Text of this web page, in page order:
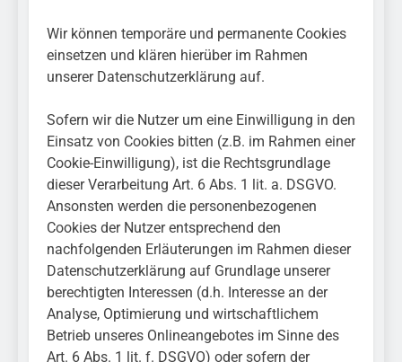
Wir können temporäre und permanente Cookies
einsetzen und klären hierüber im Rahmen
unserer Datenschutzerklärung auf.
Sofern wir die Nutzer um eine Einwilligung in den
Einsatz von Cookies bitten (z.B. im Rahmen einer
Cookie-Einwilligung), ist die Rechtsgrundlage
dieser Verarbeitung Art. 6 Abs. 1 lit. a. DSGVO.
Ansonsten werden die personenbezogenen
Cookies der Nutzer entsprechend den
nachfolgenden Erläuterungen im Rahmen dieser
Datenschutzerklärung auf Grundlage unserer
berechtigten Interessen (d.h. Interesse an der
Analyse, Optimierung und wirtschaftlichem
Betrieb unseres Onlineangebotes im Sinne des
Art. 6 Abs. 1 lit. f. DSGVO) oder sofern der